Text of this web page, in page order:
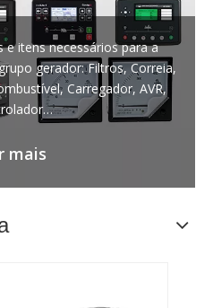
itens necessários para a
gerador: Filtros, Correia,
Carregador, AVR,
mais